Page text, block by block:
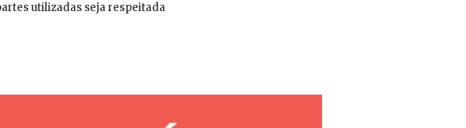
utilizadas seja respeitada